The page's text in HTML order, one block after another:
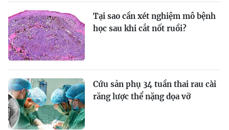
Tại sao cần xét nghiệm mô bệnh
học sau khi cắt nốt ruồi?
Cứu sản phụ 34 tuần thai rau cài
răng lược thể nặng dọa vỡ